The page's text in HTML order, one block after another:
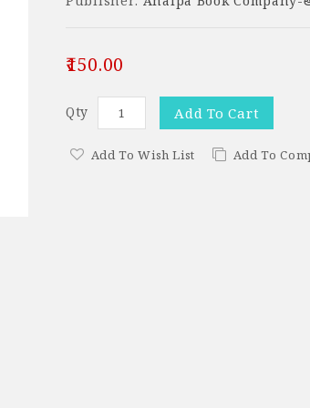
₹150.00
Qty Add To Cart
Add To Wish List Add To